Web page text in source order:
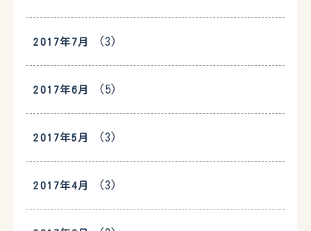
2017年7月 (3)
2017年6月 (5)
2017年5月 (3)
2017年4月 (3)